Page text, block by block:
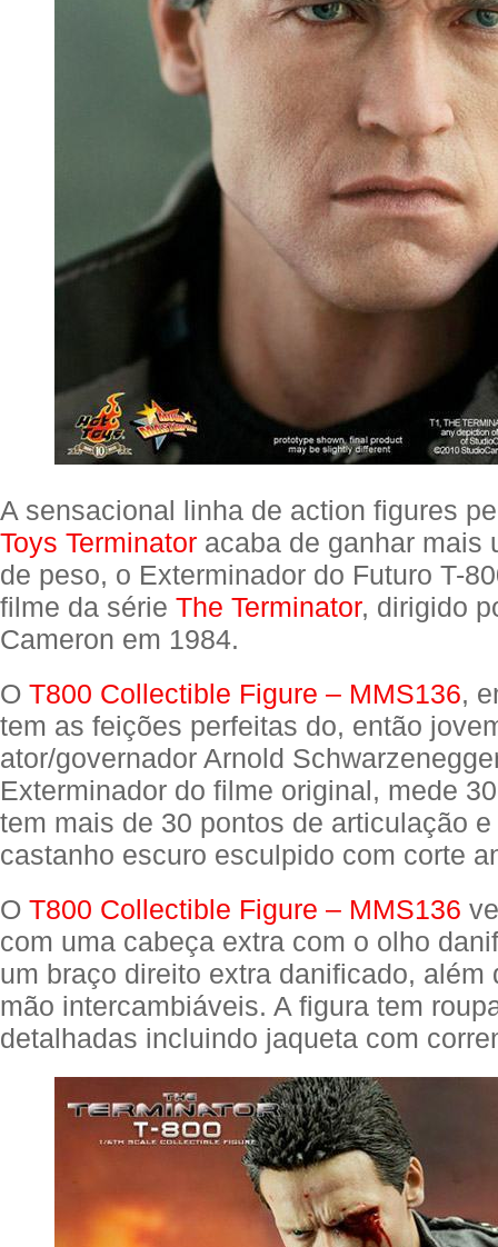
A sensacional linha de action figures
Toys Terminator acaba de ganhar mais
de peso, o Exterminador do Futuro T-
filme da série The Terminator, dirigido
Cameron em 1984.
O T800 Collectible Figure – MMS136,
tem as feições perfeitas do, então
ator/governador Arnold
Exterminador do filme original, mede
tem mais de 30 pontos de articulação
castanho escuro esculpido com corte
O T800 Collectible Figure – MMS136
com uma cabeça extra com o olho
um braço direito extra danificado, além
mão intercambiáveis. A figura tem
detalhadas incluindo jaqueta com